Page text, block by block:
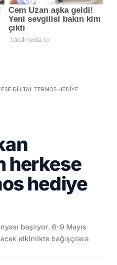
DIJITAL TERMOS HEDIYE
herkese
hediye
başlıyor. 6-9 Mayıs
etkinlikte bağışçılara